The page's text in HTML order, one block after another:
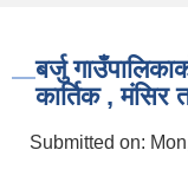
बर्जु
कार्तिक , मंसिर
Submitted on: